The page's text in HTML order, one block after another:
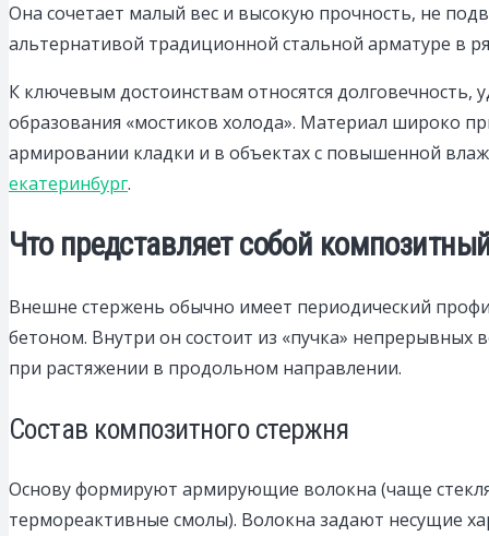
Она сочетает малый вес и высокую прочность, не
альтернативой традиционной стальной арматуре в
К ключевым достоинствам относятся
образования «мостиков холода». Материал широко
армировании кладки и в объектах с повышенной
екатеринбург.
Что представляет собой
Внешне стержень обычно имеет периодический
бетоном. Внутри он состоит из «пучка»
при растяжении в продольном направлении.
Состав композитного стержня
Основу формируют армирующие волокна (чаще
термореактивные смолы). Волокна задают несущие